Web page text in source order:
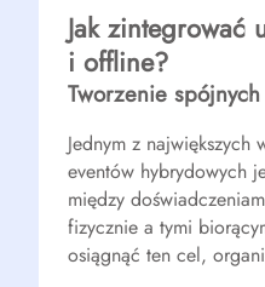
Jak zintegrować
i offline?
Tworzenie
Jednym z największych
eventów hybrydowych
między
fizycznie a tymi
osiągnąć ten cel,